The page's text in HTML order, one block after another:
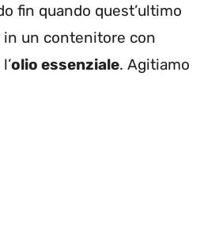
fin quando quest’ultimo
in un contenitore con
olio essenziale. Agitiamo